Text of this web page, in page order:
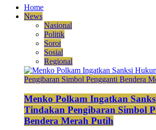
Home
News
Nasional
Politik
Sorot
Sosial
Regional
Menko Polkam Ingatkan
Tindakan Pengibaran Simbol
Bendera Merah Putih